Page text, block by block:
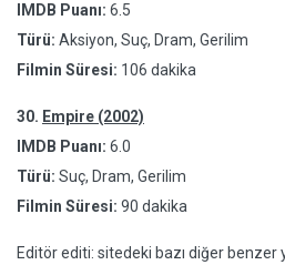
IMDB Puanı: 6.5
Türü: Aksiyon, Suç, Dram, Gerilim
Filmin Süresi: 106 dakika
30. Empire (2002)
IMDB Puanı: 6.0
Türü: Suç, Dram, Gerilim
Filmin Süresi: 90 dakika
Editör editi: sitedeki bazı diğer benzer